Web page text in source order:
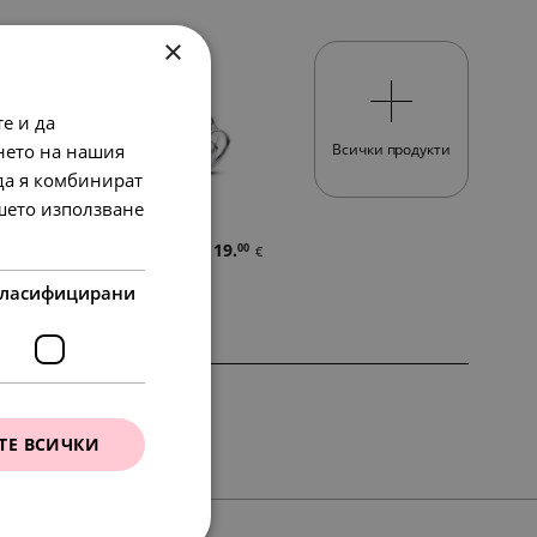
Всички продукти
39.00 €
19.00 €
×
и да
на нашия
я комбинират
използване
ВСИЧКИ